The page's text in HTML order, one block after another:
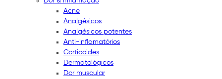
Acne
Analgésicos
Analgésicos potentes
Anti-inflamatórios
Corticoides
Dermatológicos
Dor muscular